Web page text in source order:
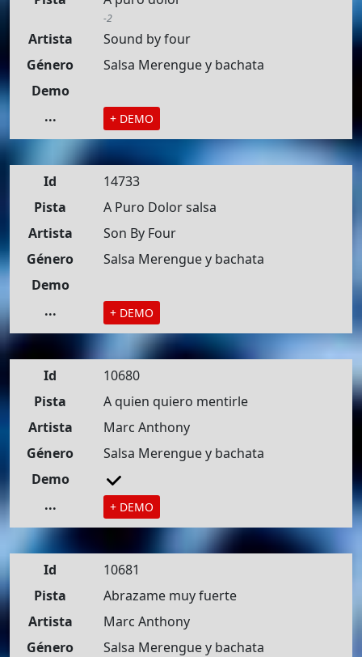
-2
Artista
Sound by four
Género
Salsa Merengue y bachata
Demo
...
+ DEMO
Id
14733
Pista
A Puro Dolor salsa
Artista
Son By Four
Género
Salsa Merengue y bachata
Demo
...
+ DEMO
Id
10680
Pista
A quien quiero mentirle
Artista
Marc Anthony
Género
Salsa Merengue y bachata
Demo
...
+ DEMO
Id
10681
Pista
Abrazame muy fuerte
Artista
Marc Anthony
Género
Salsa Merengue y bachata